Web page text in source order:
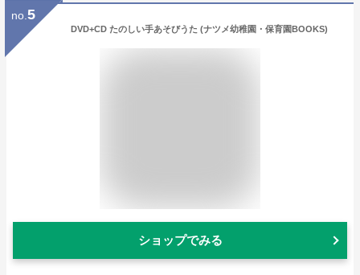
no. 5
DVD+CD たのしい手あそびうた (ナツメ幼稚園・保育園BOOKS)
ショップでみる